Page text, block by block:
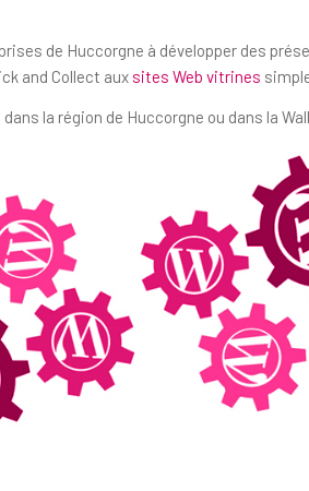
de Huccorgne à développer des
and Collect aux sites Web vitrines
la région de Huccorgne ou dans la